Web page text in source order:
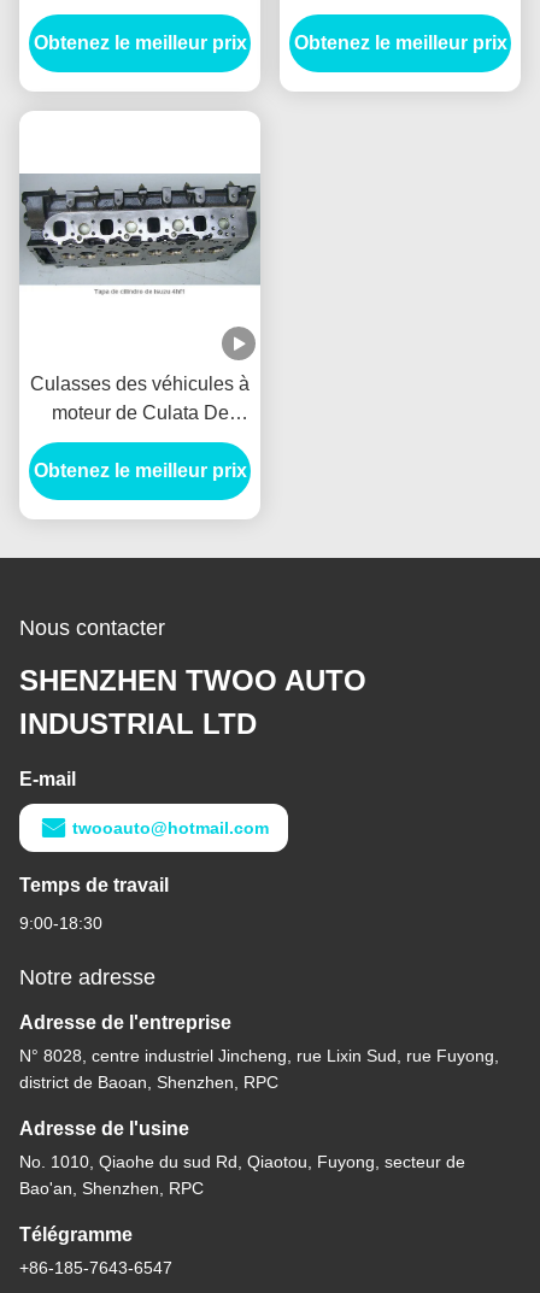
d'Isuzu 4hg1 pour la
culasse Tapa De Cilindro
De Isuzu 4hg1 circulent
Obtenez le meilleur prix
Tapa De Cilindro De
Isuzu 4hk1 de culasse
Obtenez le meilleur prix
Culasses des véhicules à
moteur de Culata De
Isuzu 4hf1 4.3cc pour le
moteur Culata de Tapa
De Cilindro De Isuzu 4hf1
Obtenez le meilleur prix
Nous contacter
SHENZHEN TWOO AUTO
INDUSTRIAL LTD
E-mail
twooauto@hotmail.com
Temps de travail
9:00-18:30
Notre adresse
Adresse de l'entreprise
N° 8028, centre industriel Jincheng, rue Lixin Sud, rue Fuyong,
district de Baoan, Shenzhen, RPC
Adresse de l'usine
No. 1010, Qiaohe du sud Rd, Qiaotou, Fuyong, secteur de
Bao'an, Shenzhen, RPC
Télégramme
+86-185-7643-6547